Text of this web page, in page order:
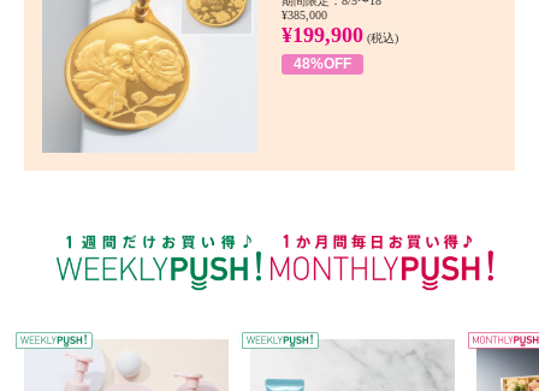
¥385,000
¥199,900 (税込)
48%OFF
WEEKLY PUSH